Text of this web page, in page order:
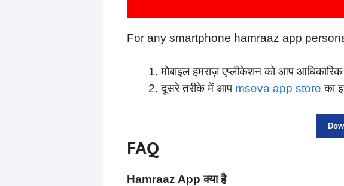
For any smartphone hamraaz app personal
मोबाइल हमराज़ एप्लीकेशन को आप
दूसरे तरीके में आप mseva app store का
FAQ
Hamraaz App क्या है